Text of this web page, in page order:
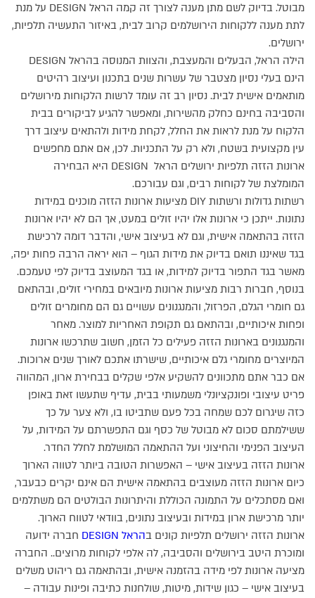
מבוטל. בדיוק לשם מתן מענה לצורך זה קמה הראל DESIGN על מנת
לתת מענה ללקוחות הירושלמים קרוב לבית, באיזור התעשיה תלפיות,
ירושלים.
הינם בעלי נסיון מצטבר של עשרות שנים בתכנון ועיצוב רהיטים
מותאמים אישית לבית. נסיון רב זה עומד לרשות הלקוחות מירושלים
והסביבה בחינם כחלק מהשירות, ומאפשר להגיע לביקורים בבית
הלקוח על מנת לראות את החלל, לקחת מידות ולהתאים עיצוב דרך
עין מקצועית בשטח, ולא רק על התכניות. לכן, אם אתם מחפשים
ארונות הזזה תלפיות ירושלים הראל DESIGN היא הבחירה
המומלצת של לקוחות רבים, וגם עבורכם.
רשתות גדולות ורשתות DIY מציעות ארונות הזזה מוכנים במידות
נתונות. ייתכן כי ארונות אלו יהיו זולים במעט, אך הם לא יהיו ארונות
הזזה בהתאמה אישית, וגם לא בעיצוב אישי, והדבר דומה לרכישת
בגד שאיננו תואם בדיוק את מידות הגוף – הוא יראה הרבה פחות יפה,
מאשר בגד התפור בדיוק למידות, או בגד המעוצב בדיוק לפי טעמכם.
בנוסף, חברות רבות מציעות ארונות מיובאים במחירי זולים, ובהתאם
גם חומרי הגלם, הפרזול, והמנגנונים עשויים גם הם מחומרים זולים
ופחות איכותיים, ובהתאם גם תקופת האחריות למוצר. מאחר
והמנגנונים בארונות הזזה פעילים כל הזמן, חשוב שתרכשו ארונות
המיוצרים מחומרי גלם איכותיים, שישרתו אתכם לאורך שנים ארוכות.
אם כבר אתם מתכוונים להשקיע אלפי שקלים בבחירת ארון, המהווה
פריט עיצובי ופונקציונלי משמעותי בבית, עדיף שתעשו זאת באופן
כזה שיגרום לכם שמחה בכל פעם שתביטו בו, ולא צער על כך
ששילמתם סכום לא מבוטל של כסף וגם התפשרתם על המידות, על
העיצוב הפנימי והחיצוני ועל ההתאמה המושלמת לחלל החדר.
ארונות הזזה בעיצוב אישי – האפשרות הטובה ביותר לטווה הארוך
כיום ארונות הזזה מעוצבים בהתאמה אישית הם אינם יקרים כבעבר,
ואם מסתכלים על התמונה הכוללת והיתרונות הבולטים הם משתלמים
יותר מרכישת ארון במידות ובעיצוב נתונים, בוודאי לטווח הארוך.
ארונות הזזה ירושלים תלפיות קונים בהראל DESIGN
חברה ידועה
ומוכרת היטב בירושלים והסביבה, לה אלפי לקוחות מרוצים.. החברה
מציעה ארונות לפי מידה בהזמנה אישית, ובהתאמה גם ריהוט משלים
בעיצוב אישי – כגון שידות, מיטות, שולחנות כתיבה ופינות עבודה –